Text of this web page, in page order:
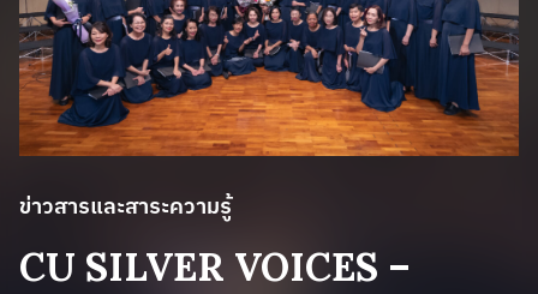
ข่าวสารและสาระความรู้
CU SILVER VOICES –